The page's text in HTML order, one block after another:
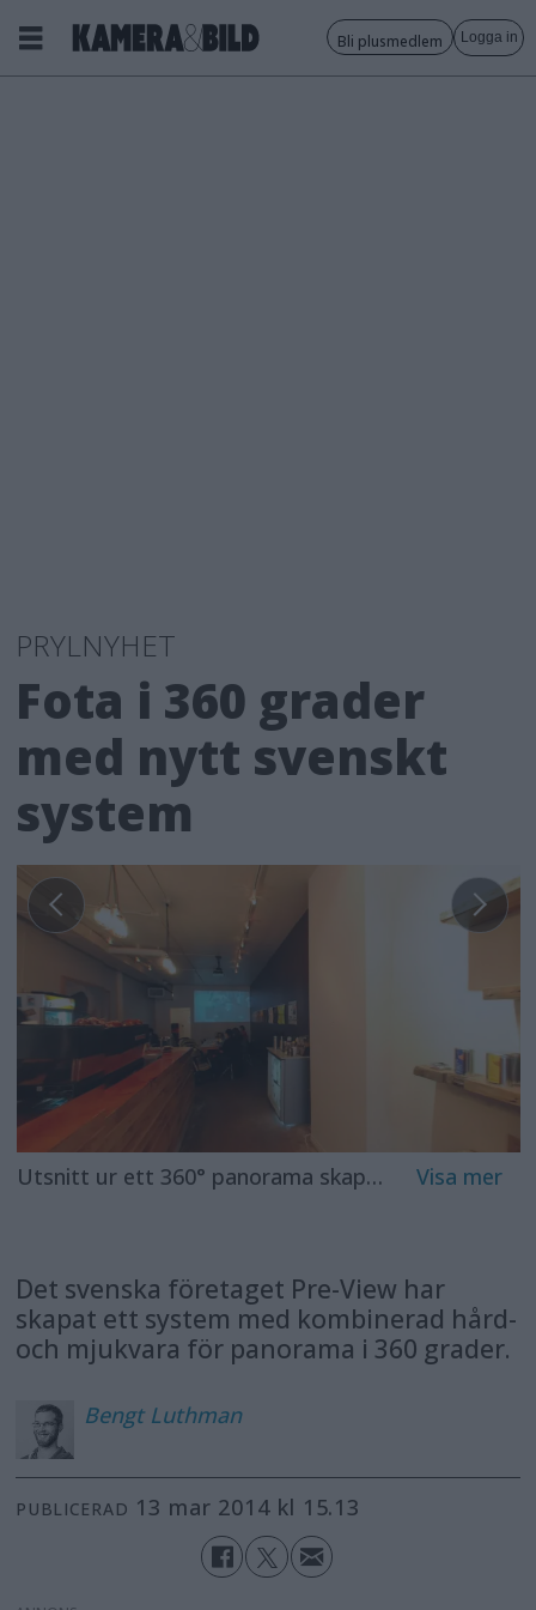
Bli plusmedlem Logga in
PRYLNYHET
Fota i 360 grader
med nytt svenskt
system
Utsnitt ur ett 360° panorama skapat med Pre-Views lösning.
Det svenska företaget Pre-View har
skapat ett system med kombinerad hård-
och mjukvara för panorama i 360 grader.
Bengt Luthman
PUBLICERAD 13 mar 2014 kl 15.13